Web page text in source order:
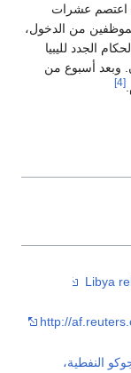
اعتصم عشرات
من الدخول،
الجدد لليبيا
وبعد أسبوع من
[4]
http://
النفطية،